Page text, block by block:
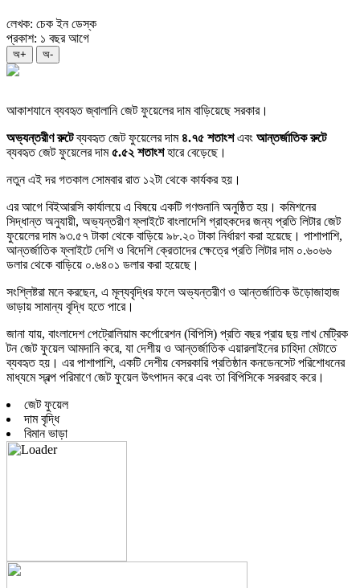
লেখক: চেক ইন ডেস্ক
প্রকাশ: ১ বছর আগে
অ+ অ-
আকাশযানে ব্যবহৃত জ্বালানি জেট ফুয়েলের দাম বাড়িয়েছে সরকার।
অভ্যন্তরীণ রুটেব্যবহৃত জেট ফুয়েলের দাম ৪.৭৫ শতাংশএবং আন্তর্জাতিক রুটে
ব্যবহৃত জেট ফুয়েলের দাম৫.৫২ শতাংশহারে বেড়েছে।
নতুন এই দর গতকাল সোমবার রাত ১২টা থেকে কার্যকর হয়।
এর আগে বিইআরসি কার্যালয়ে এ বিষয়ে একটি গণশুনানি অনুষ্ঠিত হয়। কমিশনের
সিদ্ধান্ত অনুযায়ী, অভ্যন্তরীণ ফ্লাইটে বাংলাদেশি গ্রাহকদের জন্য প্রতি লিটার জেট
ফুয়েলের দাম ৯৩.৫৭ টাকা থেকে বাড়িয়ে ৯৮.২০ টাকা নির্ধারণ করা হয়েছে। পাশাপাশি,
আন্তর্জাতিক ফ্লাইটে দেশি ও বিদেশি ক্রেতাদের ক্ষেত্রে প্রতি লিটার দাম ০.৬০৬৬
ডলার থেকে বাড়িয়ে ০.৬৪০১ ডলার করা হয়েছে।
সংশ্লিষ্টরা মনে করছেন, এ মূল্যবৃদ্ধির ফলে অভ্যন্তরীণ ও আন্তর্জাতিক উড়োজাহাজ
ভাড়ায় সামান্য বৃদ্ধি হতে পারে।
জানা যায়, বাংলাদেশ পেট্রোলিয়াম কর্পোরেশন (বিপিসি) প্রতি বছর প্রায় ছয় লাখ মেট্রিক
টন জেট ফুয়েল আমদানি করে, যা দেশীয় ও আন্তর্জাতিক এয়ারলাইনের চাহিদা মেটাতে
ব্যবহৃত হয়। এর পাশাপাশি, একটি দেশীয় বেসরকারি প্রতিষ্ঠান কনডেনসেট পরিশোধনের
মাধ্যমে স্বল্প পরিমাণে জেট ফুয়েল উৎপাদন করে এবং তা বিপিসিকে সরবরাহ করে।
জেট ফুয়েল
দাম বৃদ্ধি
বিমান ভাড়া